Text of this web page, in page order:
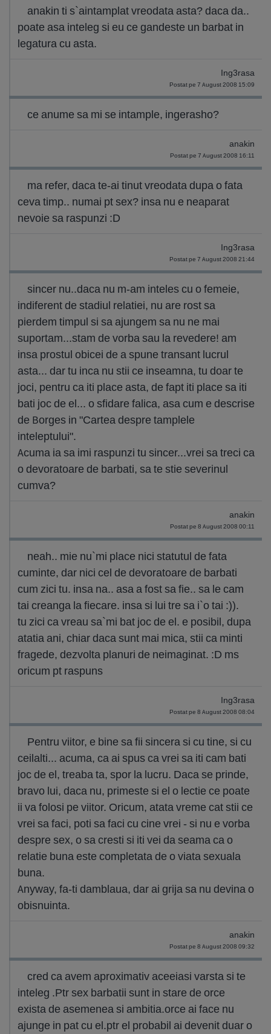
anakin ti s`aintamplat vreodata asta? daca da..
poate asa inteleg si eu ce gandeste un barbat in
legatura cu asta.
Ing3rasa
Postat pe 7 August 2008 15:09
ce anume sa mi se intample, ingerasho?
anakin
Postat pe 7 August 2008 16:11
ma refer, daca te-ai tinut vreodata dupa o fata
ceva timp.. numai pt sex? insa nu e neaparat
nevoie sa raspunzi :D
Ing3rasa
Postat pe 7 August 2008 21:44
sincer nu..daca nu m-am inteles cu o femeie,
indiferent de stadiul relatiei, nu are rost sa
pierdem timpul si sa ajungem sa nu ne mai
suportam...stam de vorba sau la revedere! am
insa prostul obicei de a spune transant lucrul
asta... dar tu inca nu stii ce inseamna, tu doar te
joci, pentru ca iti place asta, de fapt iti place sa iti
bati joc de el... o sfidare falica, asa cum e descrise
de Borges in "Cartea despre tamplele
inteleptului".
Acuma ia sa imi raspunzi tu sincer...vrei sa treci ca
o devoratoare de barbati, sa te stie severinul
cumva?
anakin
Postat pe 8 August 2008 00:11
neah.. mie nu`mi place nici statutul de fata
cuminte, dar nici cel de devoratoare de barbati
cum zici tu. insa na.. asa a fost sa fie.. sa le cam
tai creanga la fiecare. insa si lui tre sa i`o tai :)).
tu zici ca vreau sa`mi bat joc de el. e posibil, dupa
atatia ani, chiar daca sunt mai mica, stii ca minti
fragede, dezvolta planuri de neimaginat. :D ms
oricum pt raspuns
Ing3rasa
Postat pe 8 August 2008 08:04
Pentru viitor, e bine sa fii sincera si cu tine, si cu
ceilalti... acuma, ca ai spus ca vrei sa iti cam bati
joc de el, treaba ta, spor la lucru. Daca se prinde,
bravo lui, daca nu, primeste si el o lectie ce poate
ii va folosi pe viitor. Oricum, atata vreme cat stii ce
vrei sa faci, poti sa faci cu cine vrei - si nu e vorba
despre sex, o sa cresti si iti vei da seama ca o
relatie buna este completata de o viata sexuala
buna.
Anyway, fa-ti damblaua, dar ai grija sa nu devina o
obisnuinta.
anakin
Postat pe 8 August 2008 09:32
cred ca avem aproximativ aceeiasi varsta si te
inteleg .Ptr sex barbatii sunt in stare de orce
exista de asemenea si ambitia.orce ai face nu
ajunge in pat cu el.ptr el probabil ai devenit duar o